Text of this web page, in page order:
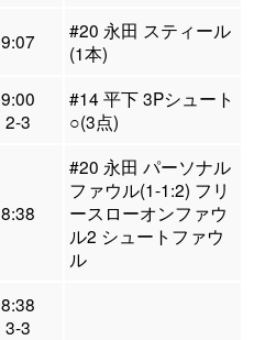
9:07
#20 永田 スティール
(1本)
9:00
2-3
#14 平下 3Pシュート
○(3点)
8:38
#20 永田 パーソナル
ファウル(1-1:2) フリ
ースローオンファウ
ル2 シュートファウ
ル
8:38
3-3